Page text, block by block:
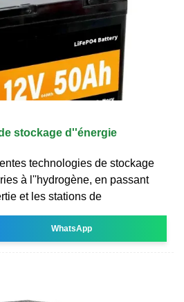
stockage d''énergie
technologies de stockage
à l''hydrogène, en passant
et les stations de
WhatsApp